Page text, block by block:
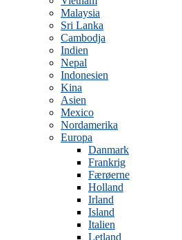
Malaysia
Sri Lanka
Cambodja
Indien
Nepal
Indonesien
Kina
Asien
Mexico
Nordamerika
Europa
Danmark
Frankrig
Færøerne
Holland
Irland
Island
Italien
Letland